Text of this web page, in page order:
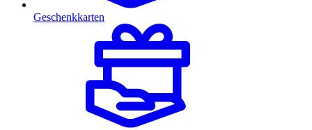
Geschenkkarten